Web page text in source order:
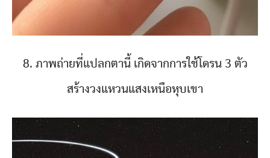
8. ภาพถ่ายที่แปลกตานี้ เกิดจากการใช้โดรน 3 ตัว
สร้างวงแหวนแสงเหนือหุบเขา